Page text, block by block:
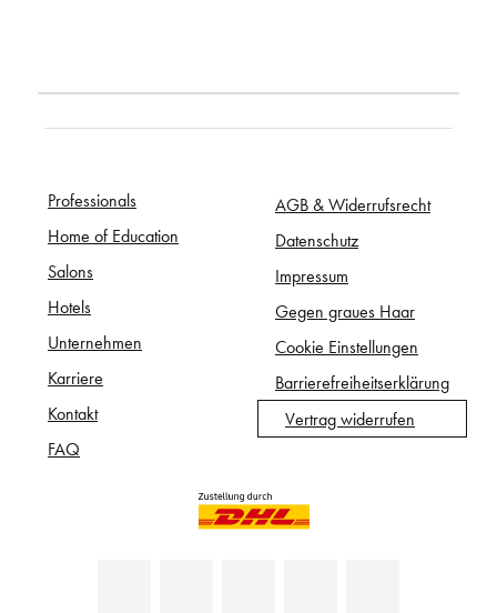
Professionals
Home of Education
Salons
Hotels
Unternehmen
Karriere
Kontakt
FAQ
AGB & Widerrufsrecht
Datenschutz
Impressum
Gegen graues Haar
Cookie Einstellungen
Barrierefreiheitserklärung
Vertrag widerrufen